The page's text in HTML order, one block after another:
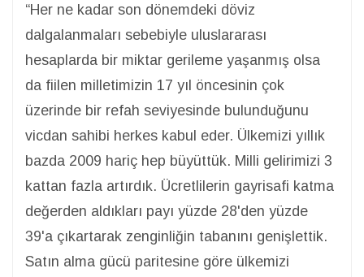
“Her ne kadar son dönemdeki döviz
dalgalanmaları sebebiyle uluslararası
hesaplarda bir miktar gerileme yaşanmış olsa
da fiilen milletimizin 17 yıl öncesinin çok
üzerinde bir refah seviyesinde bulunduğunu
vicdan sahibi herkes kabul eder. Ülkemizi yıllık
bazda 2009 hariç hep büyüttük. Milli gelirimizi 3
kattan fazla artırdık. Ücretlilerin gayrisafi katma
değerden aldıkları payı yüzde 28'den yüzde
39'a çıkartarak zenginliğin tabanını genişlettik.
Satın alma gücü paritesine göre ülkemizi